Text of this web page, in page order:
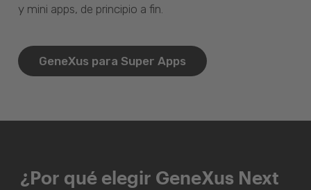
y mini apps, de principio a fin.
GeneXus para Super Apps
¿Por qué elegir GeneXus Next